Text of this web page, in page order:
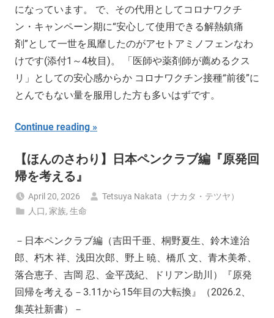
になっています。 で、その代用としてコロナワクチ
ン・キャンペーン期に“安心して使用できる解熱鎮痛
剤”として一世を風靡したのがアセトアミノフェンなわ
けです(添付1～4枚目)。 「医師や薬剤師が薦めるクス
リ」としての安心感からか コロナワクチン接種“前後”に
とんでもない量を服用した方も多いはずです。
Continue reading
【ほんのさわり】日本ペンクラブ編『原発回
帰を考える』
April 20, 2026
Tetsuya Nakata（ナカタ・テツヤ）
人口,家族,生命
－日本ペンクラブ編（吉田千亜、桐野夏生、鈴木達治
郎、朽木 祥、浅田次郎、野上 暁、橋爪 文、青木美希、
落合恵子、吉岡 忍、金平茂紀、ドリアン助川）『原発
回帰を考える－3.11から15年目の大転換』（2026.2、
集英社新書）－